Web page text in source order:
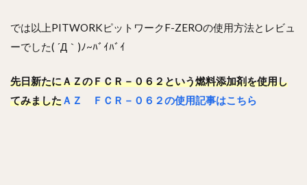
では以上PITWORKピットワークF-ZEROの使用方法とレビュ
ーでした( ´Д｀)ﾉ~ﾊﾞｲﾊﾞｲ
先日新たにＡＺのＦＣＲ－０６２という燃料添加剤を使用し
てみましたＡＺ ＦＣＲ－０６２の使用記事はこちら